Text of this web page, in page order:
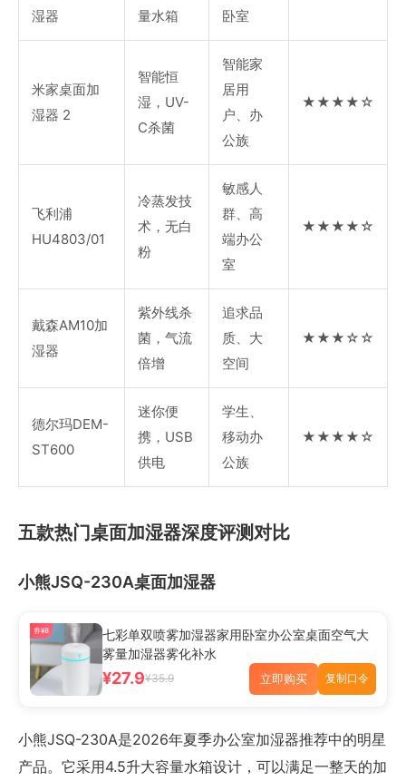
湿器
量水箱
卧室
米家桌面加
湿器 2
智能恒
湿，UV-
C杀菌
智能家
居用
户、办
公族
★★★★☆
飞利浦
HU4803/01
冷蒸发技
术，无白
粉
敏感人
群、高
端办公
室
★★★★☆
戴森AM10加
湿器
紫外线杀
菌，气流
倍增
追求品
质、大
空间
★★★☆☆
德尔玛DEM-
ST600
迷你便
携，USB
供电
学生、
移动办
公族
★★★★☆
五款热门桌面加湿器深度评测对比
小熊JSQ-230A桌面加湿器
券¥8
七彩单双喷雾加湿器家用卧室办公室桌面空气大
雾量加湿器雾化补水
¥27.9¥35.9 立即购买 复制口令
小熊JSQ-230A是2026年夏季办公室加湿器推荐中的明星
产品。它采用4.5升大容量水箱设计，可以满足一整天的加